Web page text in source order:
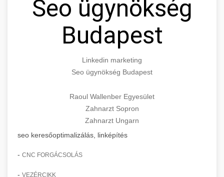
Seo ügynökség
Budapest
Linkedin marketing
Seo ügynökség Budapest
Raoul Wallenber Egyesület
Zahnarzt Sopron
Zahnarzt Ungarn
seo keresőoptimalizálás, linképítés
- CNC FORGÁCSOLÁS
- VEZÉRCIKK